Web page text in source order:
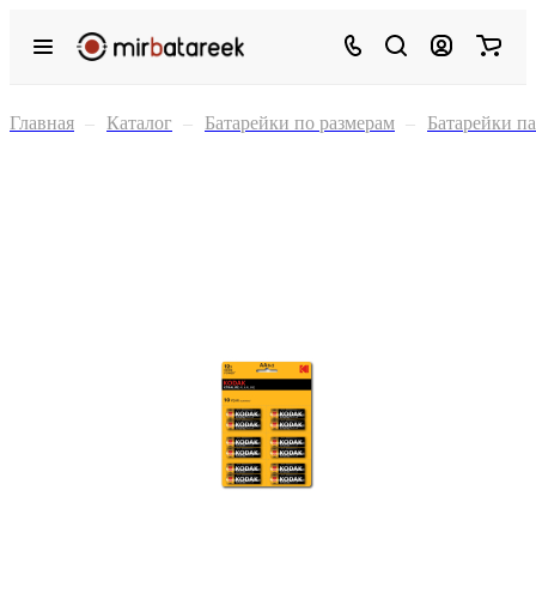
Главная – Каталог – Батарейки по размерам – Батарейки